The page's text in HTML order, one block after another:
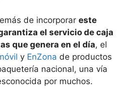
de incorporar este
el servicio de caja
que genera en el día, el
y EnZona de productos
nacional, una vía
por muchos.